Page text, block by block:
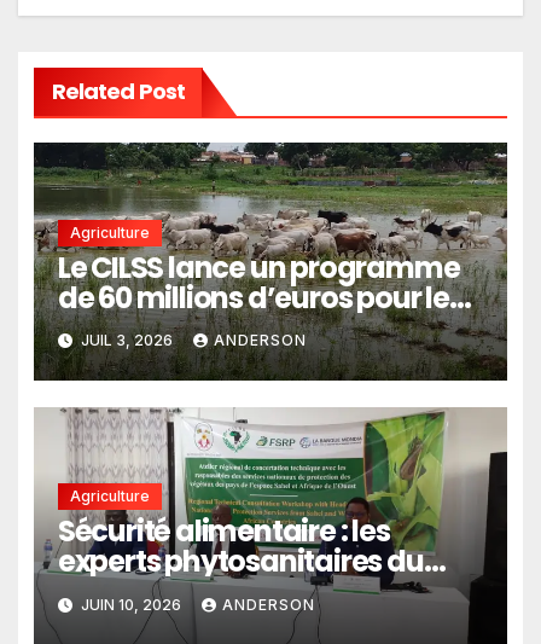
Related Post
Agriculture
Le CILSS lance un programme
de 60 millions d’euros pour le
pastoralisme
JUIL 3, 2026 ANDERSON
Agriculture
Sécurité alimentaire : les
experts phytosanitaires du
Sahel et d’Afrique de l’Ouest en
conclave à Lomé
JUIN 10, 2026 ANDERSON